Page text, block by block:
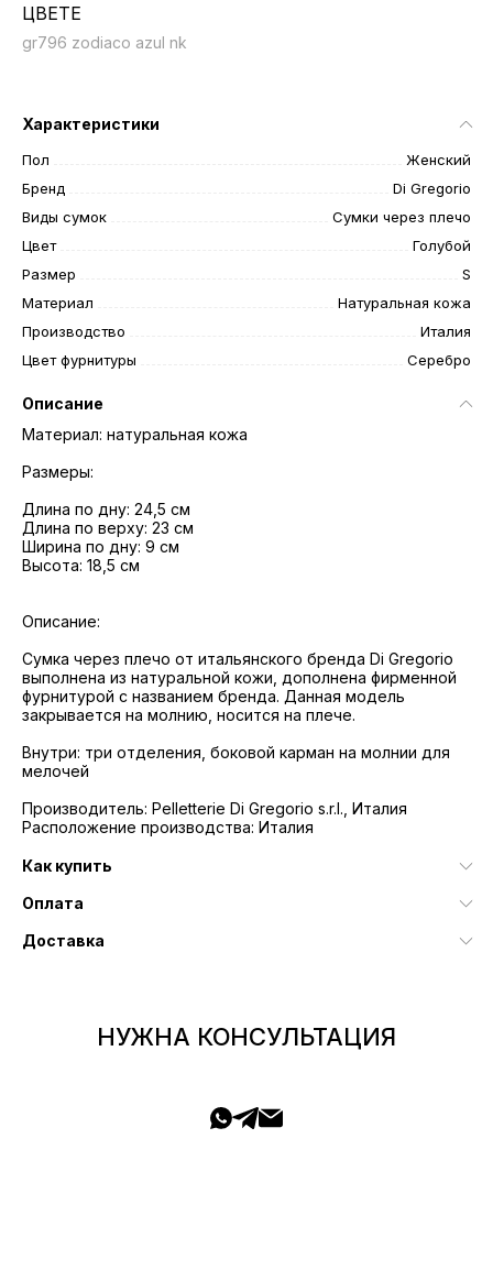
ЦВЕТЕ
gr796 zodiaco azul nk
Характеристики
Пол
Женский
Бренд
Di Gregorio
Виды сумок
Сумки через плечо
Цвет
Голубой
Размер
S
Материал
Натуральная кожа
Производство
Италия
Цвет фурнитуры
Серебро
Описание
Материал: натуральная кожа
Размеры:
Длина по дну: 24,5 см
Длина по верху: 23 см
Ширина по дну: 9 см
Высота: 18,5 см
Описание:
Сумка через плечо от итальянского бренда Di Gregorio
выполнена из натуральной кожи, дополнена фирменной
фурнитурой с названием бренда. Данная модель
закрывается на молнию, носится на плече.
Внутри: три отделения, боковой карман на молнии для
мелочей
Производитель: Pelletterie Di Gregorio s.r.l., Италия
Расположение производства: Италия
Как купить
Оплата
Доставка
НУЖНА КОНСУЛЬТАЦИЯ